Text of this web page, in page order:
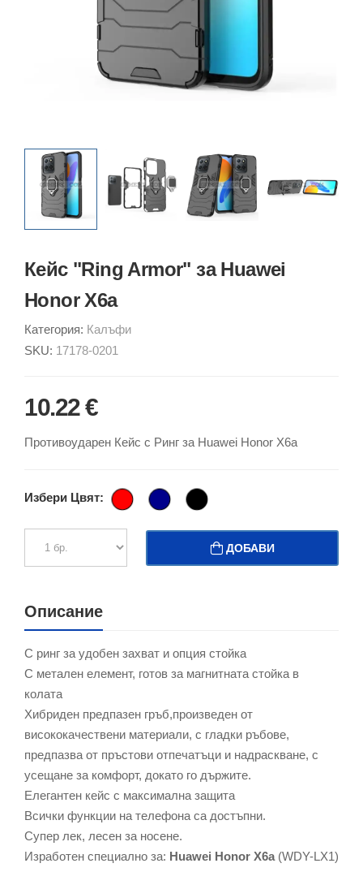
Кейс "Ring Armor" за Huawei
Honor X6a
Категория: Калъфи
SKU: 17178-0201
10.22 €
Противоударен Кейс с Ринг за Huawei Honor X6a
Избери Цвят:
ДОБАВИ
Описание
С ринг за удобен захват и опция стойка
С метален елемент, готов за магнитната стойка в
колата
Хибриден предпазен гръб,произведен от
висококачествени материали, с гладки ръбове,
предпазва от пръстови отпечатъци и надраскване, с
усещане за комфорт, докато го държите.
Елегантен кейс с максимална защита
Всички функции на телефона са достъпни.
Супер лек, лесен за носене.
Изработен специално за: Huawei Honor X6a (WDY-LX1)